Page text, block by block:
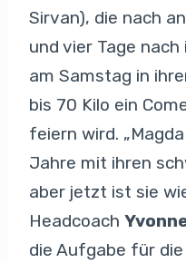
Sirvan), die nach
und vier Tage
am Samstag in
bis 70 Kilo ein
feiern wird.
Jahre mit ihren
aber jetzt ist sie
Headcoach
die Aufgabe für